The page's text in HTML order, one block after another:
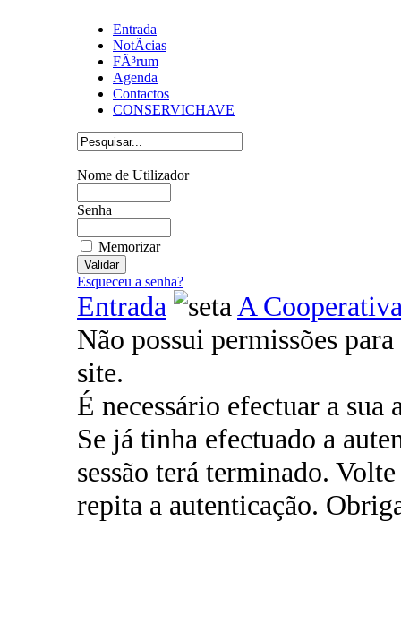
Entrada
NotÃ­cias
FÃ³rum
Agenda
Contactos
CONSERVICHAVE
Nome de Utilizador
Senha
Memorizar
Esqueceu a senha?
Entrada
A
Não possui permissões
site.
É necessário efectuar a sua
Se já tinha efectuado a
sessão terá terminado.
repita a autenticação.